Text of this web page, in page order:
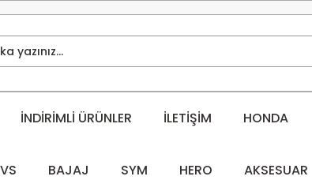
İNDİRİMLİ ÜRÜNLER İLETİŞİM HONDA
BAJAJ SYM HERO AKSESUAR